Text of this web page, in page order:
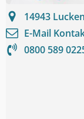
14943
E-Mail
0800 589